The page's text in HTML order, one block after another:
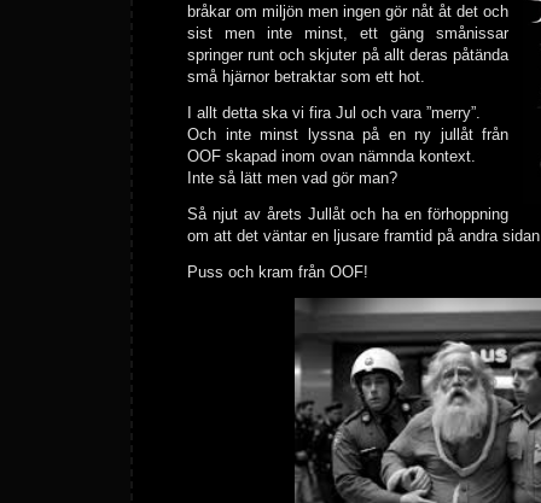
bråkar om miljön men ingen gör nåt åt det och
sist men inte minst, ett gäng smånissar
springer runt och skjuter på allt deras påtända
små hjärnor betraktar som ett hot.
I allt detta ska vi fira Jul och vara ”merry”.
Och inte minst lyssna på en ny jullåt från
OOF skapad inom ovan nämnda kontext.
Inte så lätt men vad gör man?
Så njut av årets Jullåt och ha en förhoppning
om att det väntar en ljusare framtid på andra
Puss och kram från OOF!